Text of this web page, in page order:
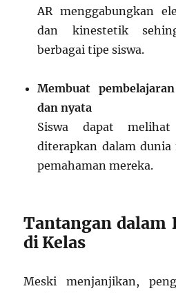
AR menggabungkan
dan kinestetik
berbagai tipe siswa.
Membuat
dan nyata
Siswa dapat
diterapkan dalam
pemahaman mereka.
Tantangan dalam
di Kelas
Meski menjanjikan,